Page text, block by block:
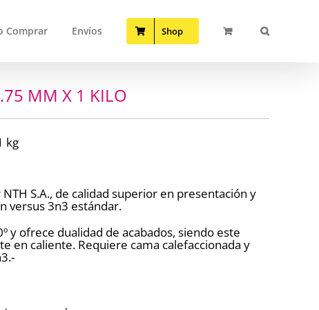
Comprar Envíos Shop
MM X 1 KILO
kg
S.A., de calidad superior en presentación y
versus 3n3 estándar.
y ofrece dualidad de acabados, siendo este
en caliente. Requiere cama calefaccionada y